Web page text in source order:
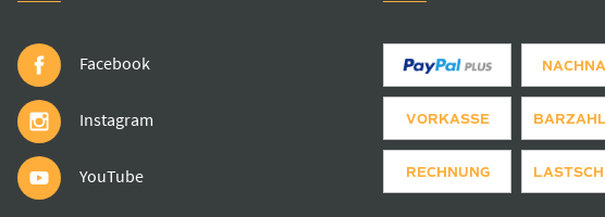
Facebook
Instagram
YouTube
VORKASSE
RECHNUNG